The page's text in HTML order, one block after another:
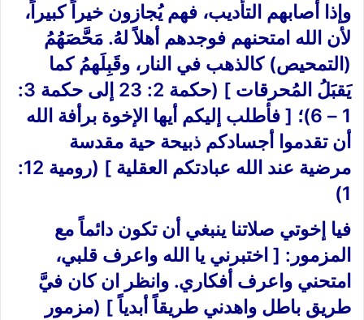
وإذا أصابهم التأديب، فهم يُجازون خيراً كبيراً،
لأن الله امتحنهم فوجدهم أهلاً لهُ. مَحَّصَهُمُ
(التمحيص) كالذهب في النار، وقَبِلَهمُ كما
يَقبَلُ المُحرقات ] (حكمة 2: 23 إلى حكمة 3:
1 – 6)؛ [ فأطلب إليكم أيها الإخوة برأفة الله
أن تقدموا أجسادكم ذبيحة حية مقدسة
مرضية عند الله عبادتكم العقلية ] (رومية 12:
1)
فيا إخوتي صلاتنا ينبغي أن تكون دائماً مع
المزمور: [ اختبرني يا الله واعرف قلبي،
امتحني واعرف أفكاري. وانظر ان كان فيَّ
طريق باطل واهدني طريقاً أبدياً ] (مزمور